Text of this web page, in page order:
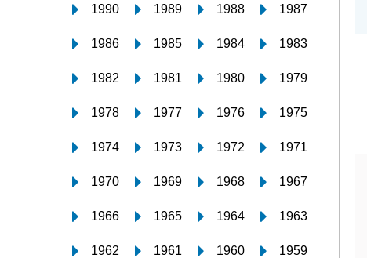
1990 1989 1988 1987
1986 1985 1984 1983
1982 1981 1980 1979
1978 1977 1976 1975
1974 1973 1972 1971
1970 1969 1968 1967
1966 1965 1964 1963
1962 1961 1960 1959